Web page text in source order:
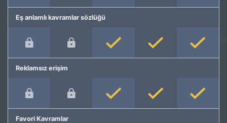
Eş anlamlı kavramlar sözlüğü
Reklamsız erişim
Favori Kavramlar